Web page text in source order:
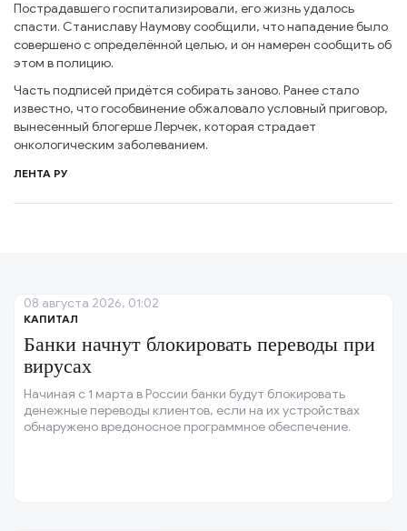
Пострадавшего госпитализировали, его жизнь удалось
спасти. Станиславу Наумову сообщили, что нападение было
совершено с определённой целью, и он намерен сообщить об
этом в полицию.
Часть подписей придётся собирать заново. Ранее стало
известно, что гособвинение обжаловало условный приговор,
вынесенный блогерше Лерчек, которая страдает
онкологическим заболеванием.
ЛЕНТА РУ
КАПИТАЛ
Банки начнут блокировать переводы при
вирусах
Начиная с 1 марта в России банки будут блокировать
денежные переводы клиентов, если на их устройствах
обнаружено вредоносное программное обеспечение.
08 августа 2026, 01:02